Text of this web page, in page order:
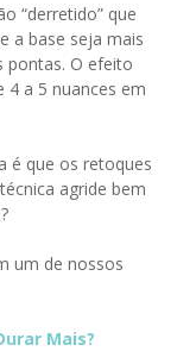
“derretido” que
a base seja mais
pontas. O efeito
4 a 5 nuances em
é que os retoques
agride bem
um de nossos
Mais?